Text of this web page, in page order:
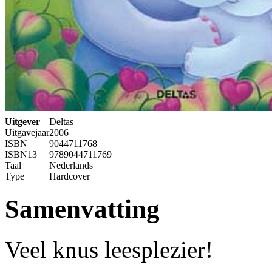
Uitgever
Deltas
Uitgavejaar2006
ISBN
9044711768
ISBN13
9789044711769
Taal
Nederlands
Type
Hardcover
Samenvatting
Veel knus leesplezier!